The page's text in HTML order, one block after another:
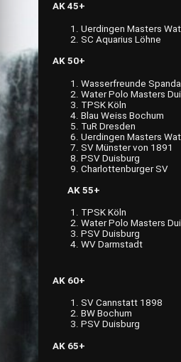
AK 45+
Uerdingen Masters
SC Aquarius Löhne
AK 50+
Wasserfreunde
Water Polo Masters
TPSK Köln
Blau Weiss Bochum
TuR Dresden
Uerdingen Masters
SV Münster von 1891
PSV Duisburg
Charlottenburger SV
AK 55+
TPSK Köln
Water Polo Masters
PSV Duisburg
WV Darmstadt
AK 60+
SV Cannstatt 1898
BW Bochum
PSV Duisburg
AK 65+